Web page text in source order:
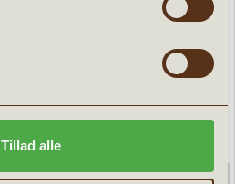
Tillad alle